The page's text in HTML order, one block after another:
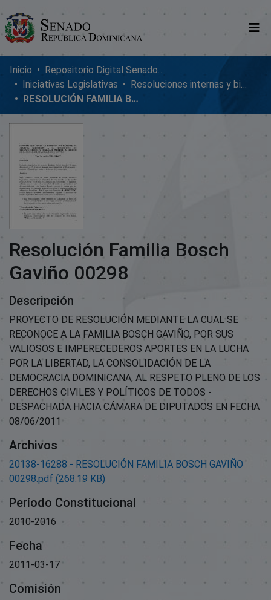
Comunidades
Glosario
Nosotros
Inicio
Repositorio Digital SenadoRD
Iniciativas Legislativas
Resoluciones internas y bicamerales
RESOLUCIÓN FAMILIA BOSCH GAVIÑO 00298
Resolución Familia Bosch
Gaviño 00298
Descripción
PROYECTO DE RESOLUCIÓN MEDIANTE LA CUAL SE
RECONOCE A LA FAMILIA BOSCH GAVIÑO, POR SUS
VALIOSOS E IMPERECEDEROS APORTES EN LA LUCHA
POR LA LIBERTAD, LA CONSOLIDACIÓN DE LA
DEMOCRACIA DOMINICANA, AL RESPETO PLENO DE LOS
DERECHOS CIVILES Y POLÍTICOS DE TODOS -
DESPACHADA HACIA CÁMARA DE DIPUTADOS EN FECHA
08/06/2011
Archivos
20138-16288 - RESOLUCIÓN FAMILIA BOSCH GAVIÑO
00298.pdf (268.19 KB)
Período Constitucional
2010-2016
Fecha
2011-03-17
Comisión